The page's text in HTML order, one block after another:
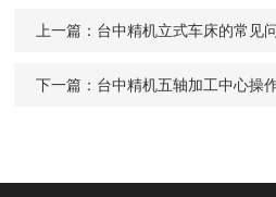
上一篇： 台中精机立式车床的常见问题及
下一篇： 台中精机五轴加工中心操作技巧